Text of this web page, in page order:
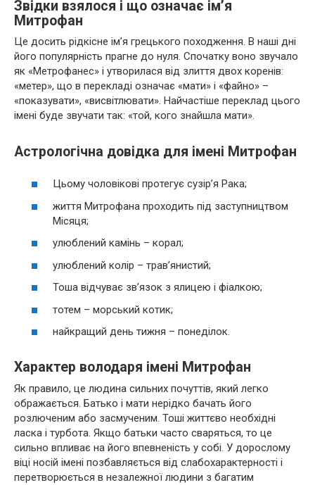
Звідки взялося і що означає ім’я
Митрофан
Це досить рідкісне ім’я грецького походження. В наші дні
його популярність прагне до нуля. Спочатку воно звучало
як «Метрофанес» і утворилася від злиття двох коренів:
«метер», що в перекладі означає «мати» і «файно» –
«показувати», «висвітлювати». Найчастіше переклад цього
імені буде звучати так: «той, кого знайшла мати».
Астрологічна довідка для імені Митрофан
Цьому чоловікові протегує сузір’я Рака;
життя Митрофана проходить під заступництвом
Місяця;
улюблений камінь – корал;
улюблений колір – трав’янистий;
Тоша відчуває зв’язок з ялицею і фіалкою;
тотем – морський котик;
найкращий день тижня – понеділок.
Характер володаря імені Митрофан
Як правило, це людина сильних почуттів, який легко
ображається. Батько і мати нерідко бачать його
розлюченим або засмученим. Тоші життєво необхідні
ласка і турбота. Якщо батьки часто сваряться, то це
сильно впливає на його впевненість у собі. У дорослому
віці носій імені позбавляється від слабохарактерності і
перетворюється в незалежної людини з багатим